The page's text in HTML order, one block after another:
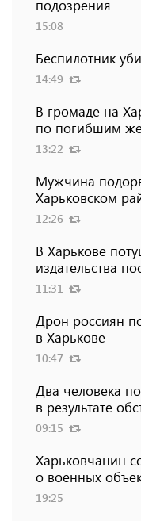
подозрения
15:08
Беспилотник
14:49
В громаде на
по погибшим
13:22
Мужчина
Харьковском
12:26
В Харькове
издательства
11:31
Дрон россиян
в Харькове
10:47
Два человека
в результате
09:15
Харьковчанин
о военных
19:25